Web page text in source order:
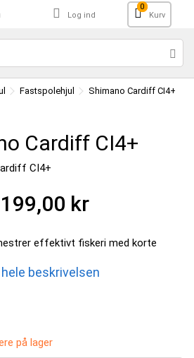
Log ind
0
Kurv
Fastspolehjul Shimano Cardiff CI4+
Cardiff CI4+
kr
effektivt fiskeri med korte
beskrivelsen
på lager